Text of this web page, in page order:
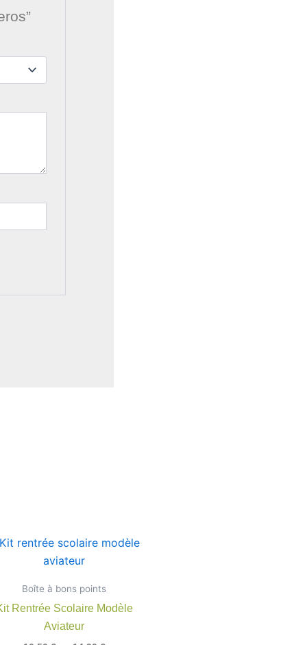
Boîte à bons points
Rentrée Scolaire Modèle
Aviateur
Plage
à
14,90 €
Ce
variations.